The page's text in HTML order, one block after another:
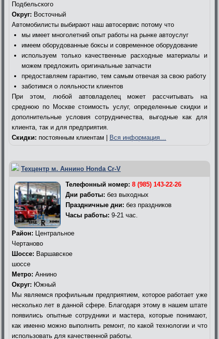
Подбельского
Округ: Восточный
Автомобилисты выбирают наш автосервис потому что
мы имеет многолетний опыт работы на рынке автоуслуг
имеем оборудованные боксы и современное оборудование
используем только качественные расходные материалы и
можем предложить оригинальные запчасти
предоставляем гарантию, тем самым отвечая за свою работу
заботимся о лояльности клиентов
При этом, любой автовладелец может рассчитывать на
среднюю по Москве стоимость услуг, определенные скидки и
дополнительные условия сотрудничества, выгодные как для
клиента, так и для предприятия.
Скидки: постоянным клиентам | Вся информация…
Техцентр м. Аннино Honda Cr-V
Телефонный номер: 8 (985) 143-22-26
Дни работы: без выходных
Праздничные дни: без праздников
Часы работы: 9-21 час.
Район: Центральное
Чертаново
Шоссе: Варшавское
шоссе
Метро: Аннино
Округ: Южный
Мы являемся профильным предприятием, которое работает уже
несколько лет в данной сфере. Благодаря этому в нашем штате
появились опытные сотрудники и мастера, которые понимают,
как именно можно выполнить ремонт, по какой технологии и что
использовать для качественной работы.